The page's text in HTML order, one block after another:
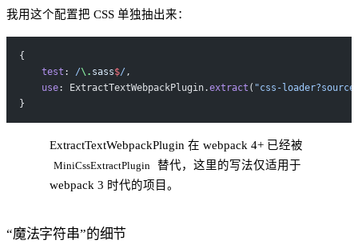
我用这个配置把 CSS 单独抽出来：
{
    test
: /\. sass$/ ,
    use
: ExtractTextWebpackPlugin.extract ( "css-
}
ExtractTextWebpackPlugin 在 webpack 4+ 已经被
MiniCssExtractPlugin
替代，这里的写法仅适用于
webpack 3 时代的项目。
“魔法字符串”的细节